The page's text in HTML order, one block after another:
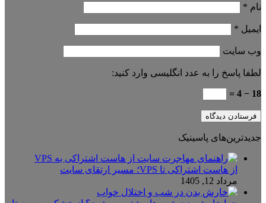
نام *
ایمیل *
وب‌ سایت
لطفا پاسخ را به عدد انگلیسی وارد کنید:
18 − 4 =
جدیدترین‌های پاسینیک
از هاست اشتراکی تا VPS؛ مسیر ارتقای سایت
مرداد 12, 1405